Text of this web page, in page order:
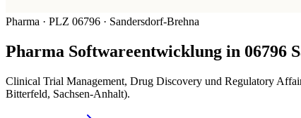
Pharma · PLZ 06796 · Sandersdorf-Brehna
Pharma Softwareentwicklung in 06796
Clinical Trial Management, Drug Discovery und Regulatory
Bitterfeld, Sachsen-Anhalt).